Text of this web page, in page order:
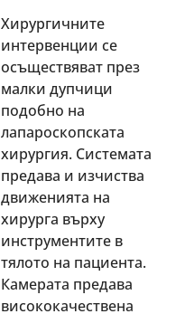
Хирургичните
интервенции се
осъществяват през
малки дупчици
подобно на
лапароскопската
хирургия. Системата
предава и изчиства
движенията на
хирурга върху
инструментите в
тялото на пациента.
Камерата предава
висококачествена